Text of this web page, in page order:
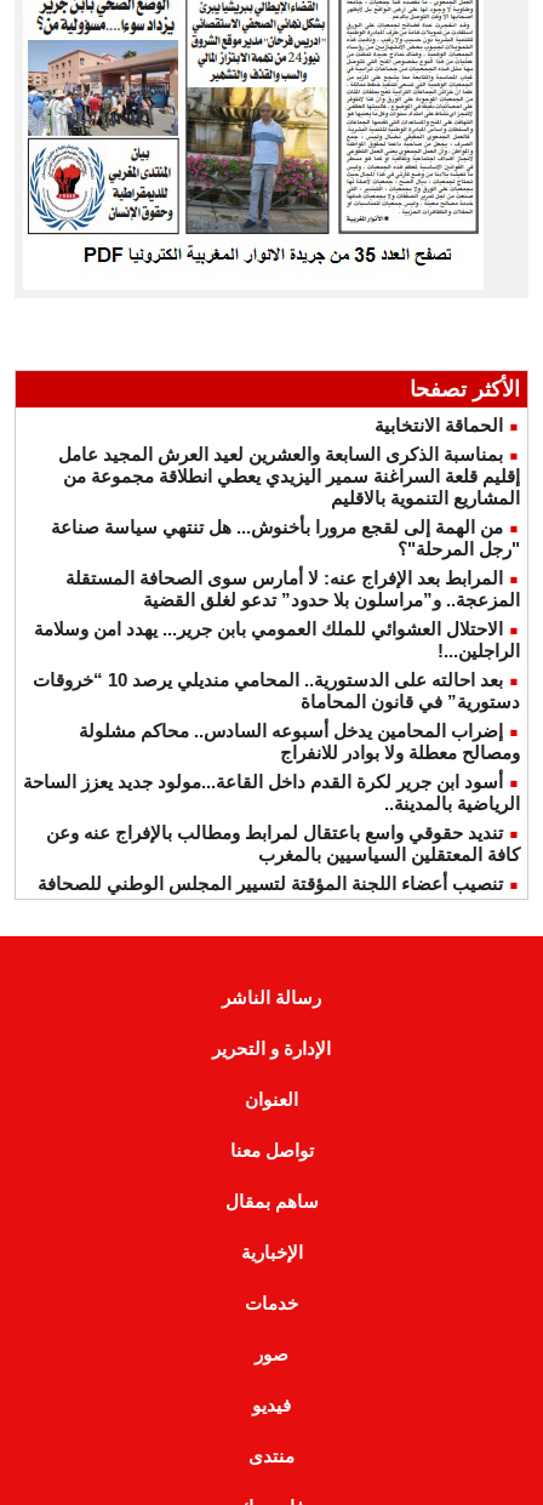
الأكثر تصفحا
الحماقة الانتخابية
بمناسبة الذكرى السابعة والعشرين لعيد العرش المجيد عامل
إقليم قلعة السراغنة سمير اليزيدي يعطي انطلاقة مجموعة من
المشاريع التنموية بالاقليم
من الهمة إلى لقجع مرورا بأخنوش... هل تنتهي سياسة صناعة
"رجل المرحلة"؟
المرابط بعد الإفراج عنه: لا أمارس سوى الصحافة المستقلة
المزعجة.. و”مراسلون بلا حدود” تدعو لغلق القضية
الاحتلال العشوائي للملك العمومي بابن جرير... يهدد امن وسلامة
الراجلين...!
بعد احالته على الدستورية.. المحامي منديلي يرصد 10 “خروقات
دستورية” في قانون المحاماة
إضراب المحامين يدخل أسبوعه السادس.. محاكم مشلولة
ومصالح معطلة ولا بوادر للانفراج
أسود ابن جرير لكرة القدم داخل القاعة...مولود جديد يعزز الساحة
الرياضية بالمدينة..
تنديد حقوقي واسع باعتقال لمرابط ومطالب بالإفراج عنه وعن
كافة المعتقلين السياسيين بالمغرب
تنصيب أعضاء اللجنة المؤقتة لتسيير المجلس الوطني للصحافة
رسالة الناشر
الإدارة و التحرير
العنوان
تواصل معنا
ساهم بمقال
الإخبارية
خدمات
صور
فيديو
منتدى